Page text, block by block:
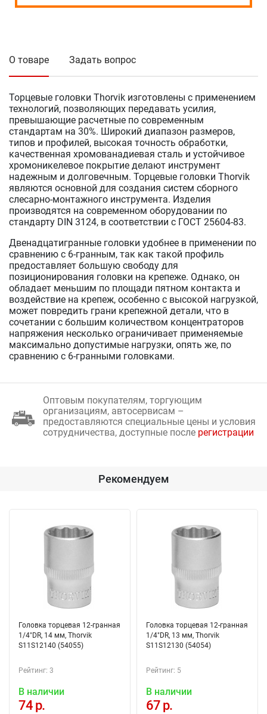
О товаре Задать вопрос
Торцевые головки Thorvik изготовлены с применением
технологий, позволяющих передавать усилия,
превышающие расчетные по современным
стандартам на 30%. Широкий диапазон размеров,
типов и профилей, высокая точность обработки,
качественная хромованадиевая сталь и устойчивое
хромоникелевое покрытие делают инструмент
надежным и долговечным. Торцевые головки Thorvik
являются основной для создания систем сборного
слесарно-монтажного инструмента. Изделия
производятся на современном оборудовании по
стандарту DIN 3124, в соответствии с ГОСТ 25604-83.
Двенадцатигранные головки удобнее в применении по
сравнению с 6-гранным, так как такой профиль
предоставляет большую свободу для
позиционирования головки на крепеже. Однако, он
обладает меньшим по площади пятном контакта и
воздействие на крепеж, особенно с высокой нагрузкой,
может повредить грани крепежной детали, что в
сочетании с большим количеством концентраторов
напряжения несколько ограничивает применяемые
максимально допустимые нагрузки, опять же, по
сравнению с 6-гранными головками.
Оптовым покупателям, торгующим
организациям, автосервисам –
предоставляются специальные цены и условия
сотрудничества, доступные после регистрации
Рекомендуем
Головка торцевая 12-гранная
1/4"DR, 14 мм, Thorvik
S11S12140 (54055)
Рейтинг: 3
В наличии
74 р.
Головка торцевая 12-гранная
1/4"DR, 13 мм, Thorvik
S11S12130 (54054)
Рейтинг: 5
В наличии
67 р.